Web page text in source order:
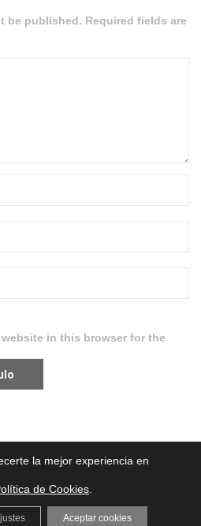
be published. Required fields are
website in this browser for the
Privacidad·Política de Cookies
la mejor experiencia en
de Cookies
Aceptar cookies